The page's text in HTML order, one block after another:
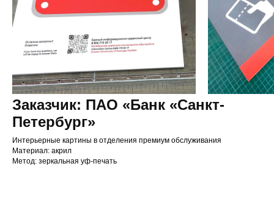
Заказчик: ПАО «Банк «Санкт-
Петербург»
Интерьерные картины в отделения премиум обслуживания
Материал: акрил
Метод: зеркальная уф-печать